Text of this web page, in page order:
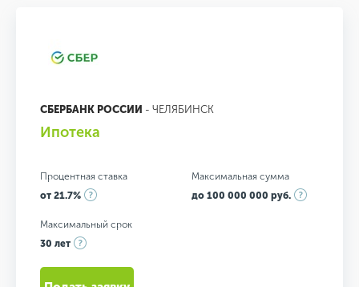
СБЕРБАНК РОССИИ - ЧЕЛЯБИНСК
Ипотека
Процентная ставка
от 21.7%
Максимальная сумма
до 100 000 000 руб.
Максимальный срок
30 лет